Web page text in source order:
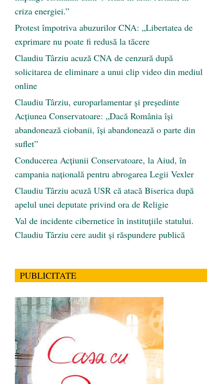
criza energiei.”
Protest împotriva abuzurilor CNA: „Libertatea de
exprimare nu poate fi redusă la tăcere
Claudiu Târziu acuză CNA de cenzură după
solicitarea de eliminare a unui clip video din mediul
online
Claudiu Târziu, europarlamentar și președinte
Acțiunea Conservatoare: „Dacă România își
abandonează ciobanii, își abandonează o parte din
suflet”
Conducerea Acțiunii Conservatoare, la Aiud, în
campania națională pentru abrogarea Legii Vexler
Claudiu Târziu acuză USR că atacă Biserica după
apelul unei deputate privind ora de Religie
Val de incidente cibernetice în instituțiile statului.
Claudiu Târziu cere audit și răspundere publică
PUBLICITATE